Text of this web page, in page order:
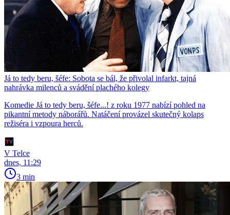
Já to tedy beru, šéfe: Sobota se bál, že přivolal infarkt, tajná
nahrávka milenců a svádění plachého kolegy
Komedie Já to tedy beru, šéfe...! z roku 1977 nabízí pohled na
pikantní metody náborářů. Natáčení provázel skutečný kolaps
režiséra i vzpoura herců.
V Telce
dnes, 11:29
3 min